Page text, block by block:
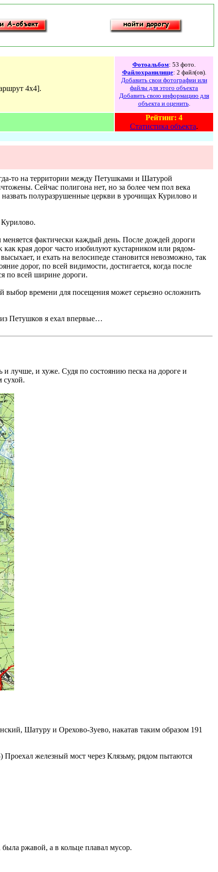
4x4].
Фотоальбом: 53 фото.
Файлохранилище: 2 файл(ов).
Добавить свои фотографии или
файлы для этого объекта
Добавить свою информацию для
объекта и оценить.
Рейтинг: 4
Статистика объекта.
то на территории между Петушками и Шатурой
Сейчас полигона нет, но за более чем пол века
полуразрушенные церкви в урочищах Курилово и
фактически каждый день. После дождей дороги
края дорог часто изобилуют кустарником или рядом-
и ехать на велосипеде становится невозможно, так
дорог, по всей видимости, достигается, когда после
по всей ширине дороги.
выбор времени для посещения может серьезно осложнить
Петушков я ехал впервые…
лучше, и хуже. Судя по состоянию песка на дороге и
сухой.
Шатуру и Орехово-Зуево, накатав таким образом 191
железный мост через Клязьму, рядом пытаются
ржавой, а в кольце плавал мусор.